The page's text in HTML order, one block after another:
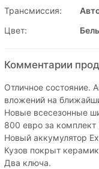
Трансмиссия:
Цвет:
Комментарии
Отличное состояние.
вложений на
Новые всесезонные
800 евро за комплект
Новый аккумулятор
Кузов покрыт
Два ключа.